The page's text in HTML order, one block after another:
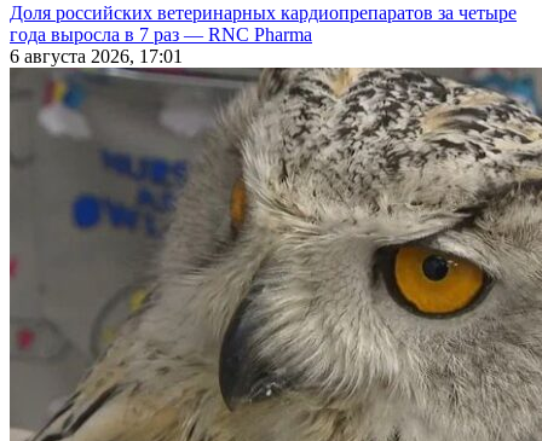
Доля российских ветеринарных кардиопрепаратов за четыре
года выросла в 7 раз — RNC Pharma
6 августа 2026, 17:01